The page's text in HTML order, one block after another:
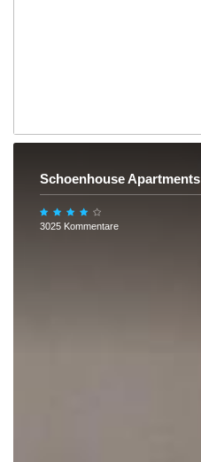
Schoenhouse Apartments
3025 Kommentare